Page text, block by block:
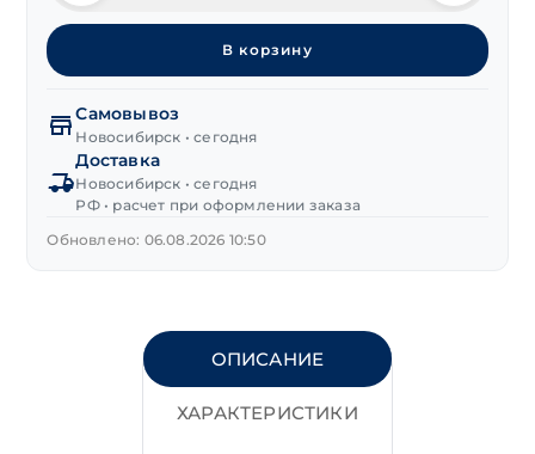
товара
Гвозди
толевые,
2,0х25 мм
(~1480шт/
кг)
В корзину
Самовывоз
Новосибирск • сегодня
Доставка
Новосибирск • сегодня
РФ • расчет при оформлении заказа
Обновлено: 06.08.2026 10:50
ОПИСАНИЕ
ХАРАКТЕРИСТИКИ